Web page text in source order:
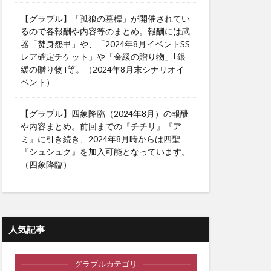
【グラブル】「孤狼の墓標」が開催されてい
るので各報酬や内容等のまとめ。報酬には武
器「焚身怨甲」や、「2024年8月イベントSS
レア確定チケット」や「金緩の贈り物」｢銀
緩の贈り物｣等。（2024年8月末シナリオイ
ベント）
【グラブル】四象降臨（2024年8月）の報酬
や内容まとめ。前回までの『チチリ』『ア
ミ』に引き続き、2024年8月時からは四聖
『シュシュク』を加入可能となっています。
（四象降臨）
人気記事
グラブルカテゴリ